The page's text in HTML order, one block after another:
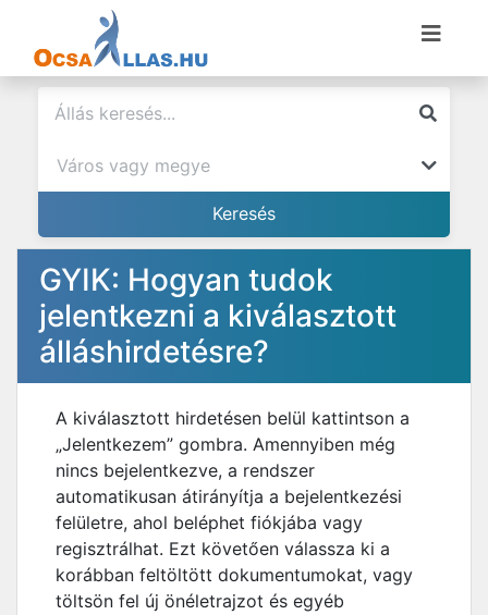
GYIK: Hogyan tudok
jelentkezni a kiválasztott
álláshirdetésre?
A kiválasztott hirdetésen belül kattintson a
„Jelentkezem” gombra. Amennyiben még
nincs bejelentkezve, a rendszer
automatikusan átirányítja a bejelentkezési
felületre, ahol beléphet fiókjába vagy
regisztrálhat. Ezt követően válassza ki a
korábban feltöltött dokumentumokat, vagy
töltsön fel új önéletrajzot és egyéb